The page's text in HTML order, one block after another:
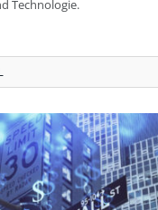
Technologie.